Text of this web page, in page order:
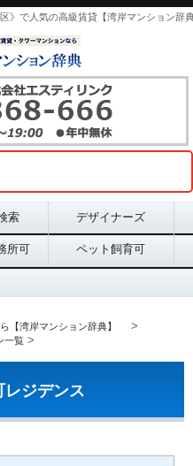
》で人気の高級賃貸【湾岸マンション辞
索 デザイナーズ
所可 ペット飼育可
【湾岸マンション辞典】 >
一覧 >
レジデンス